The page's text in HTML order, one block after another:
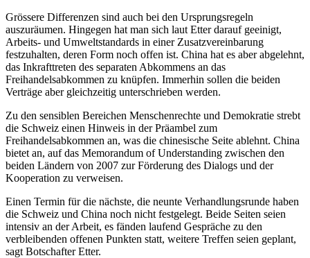
Grössere Differenzen sind auch bei den Ursprungsregeln
auszuräumen. Hingegen hat man sich laut Etter darauf geeinigt,
Arbeits- und Umweltstandards in einer Zusatzvereinbarung
festzuhalten, deren Form noch offen ist. China hat es aber abgelehnt,
das Inkrafttreten des separaten Abkommens an das
Freihandelsabkommen zu knüpfen. Immerhin sollen die beiden
Verträge aber gleichzeitig unterschrieben werden.
Zu den sensiblen Bereichen Menschenrechte und Demokratie strebt
die Schweiz einen Hinweis in der Präambel zum
Freihandelsabkommen an, was die chinesische Seite ablehnt. China
bietet an, auf das Memorandum of Understanding zwischen den
beiden Ländern von 2007 zur Förderung des Dialogs und der
Kooperation zu verweisen.
Einen Termin für die nächste, die neunte Verhandlungsrunde haben
die Schweiz und China noch nicht festgelegt. Beide Seiten seien
intensiv an der Arbeit, es fänden laufend Gespräche zu den
verbleibenden offenen Punkten statt, weitere Treffen seien geplant,
sagt Botschafter Etter.